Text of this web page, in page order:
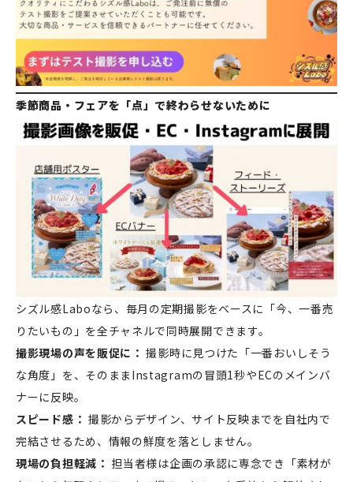
季節商品・フェアを「点」で終わらせないために
シズル感Laboなら、毎月の定期撮影をベースに「今、一番売
りたいもの」を全チャネルで同時展開できます。
撮影現場の声を販促に： 撮影時に見つけた「一番おいしそう
な角度」を、そのままInstagramの冒頭1秒やECのメインバ
ナーに反映。
スピード感： 撮影からデザイン、サイト反映までを自社内で
完結させるため、情報の鮮度を落としません。
現場の負担軽減： 担当者様は企画の承認に専念でき「素材が